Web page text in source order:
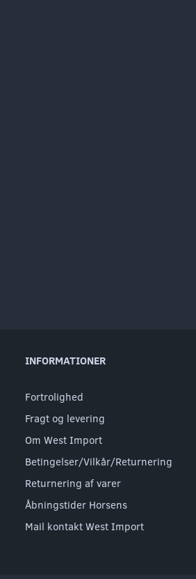
INFORMATIONER
Fortrolighed
Fragt og levering
Om West Import
Betingelser/Vilkår/Returnering
Returnering af varer
Åbningstider Horsens
Mail kontakt West Import